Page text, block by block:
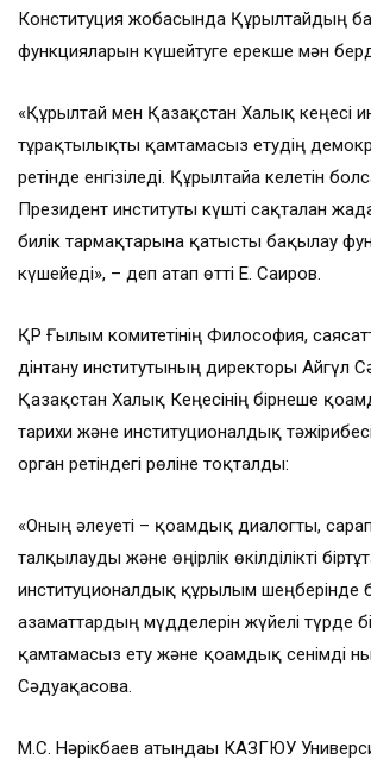
Конституция жобасында Құрылтайдың
функцияларын күшейтуге ерекше мән
«Құрылтай мен Қазақстан Халық кеңесі
тұрақтылықты қамтамасыз етудің
ретінде енгізіледі. Құрылтайға келетін
Президент институты күшті сақталған
билік тармақтарына қатысты бақылау
күшейеді», – деп атап өтті Е. Саиров.
ҚР Ғылым комитетінің Философия,
дінтану институтының директоры Айгүл
Қазақстан Халық Кеңесінің бірнеше
тарихи және институционалдық тәжірибесін
орган ретіндегі рөліне тоқталды:
«Оның әлеуеті – қоғамдық диалогты,
талқылауды және өңірлік өкілділікті
институционалдық құрылым шеңберінде
азаматтардың мүдделерін жүйелі түрде
қамтамасыз ету және қоғамдық сенімді
Сәдуақасова.
М.С. Нәрікбаев атындағы КАЗГЮУ